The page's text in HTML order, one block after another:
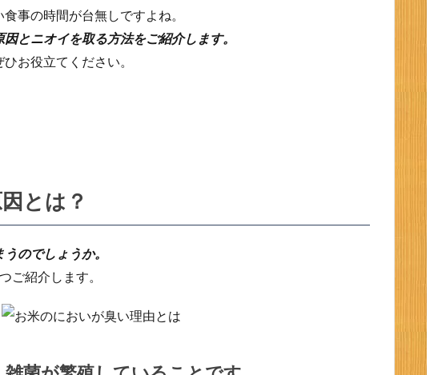
事の時間が台無しですよね。
とニオイを取る方法をご紹介します。
お役立てください。
とは？
のでしょうか。
ご紹介します。